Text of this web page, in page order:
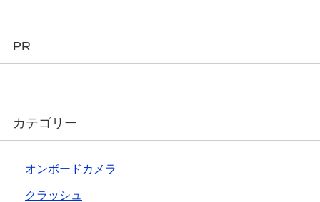
PR
カテゴリー
オンボードカメラ
クラッシュ